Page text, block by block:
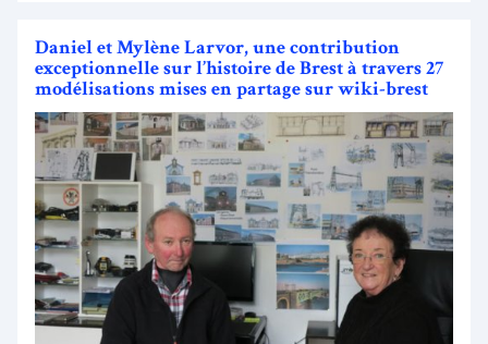
Daniel et Mylène Larvor, une contribution
exceptionnelle sur l’histoire de Brest à travers 27
modélisations mises en partage sur wiki-brest